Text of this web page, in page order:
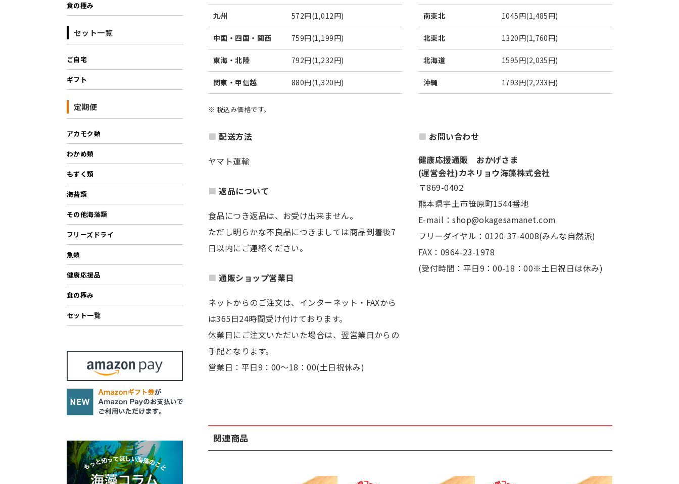
九州 572円(1,012円)
中国・四国・関西 759円(1,199円)
東海・北陸 792円(1,232円)
関東・甲信越 880円(1,320円)
南東北 1045円(1,485円)
北東北 1320円(1,760円)
北海道 1595円(2,035円)
沖縄 1793円(2,233円)
※ 税込み価格です。
配送方法
ヤマト運輸
返品について
食品につき返品は、お受け出来ません。
ただし明らかな不良品につきましては商品到着後7
日以内にご連絡ください。
通販ショップ営業日
ネットからのご注文は、インターネット・FAXから
は365日24時間受け付けております。
休業日にご注文いただいた場合は、翌営業日からの
手配となります。
営業日：平日9：00～18：00(土日祝休み)
お問い合わせ
健康応援通販 おかげさま
(運営会社)カネリョウ海藻株式会社
〒869-0402
熊本県宇土市笹原町1544番地
E-mail：shop@okagesamanet.com
フリーダイヤル：0120-37-4008(みんな自然派)
FAX：0964-23-1978
(受付時間：平日9：00-18：00※土日祝日は休み)
関連商品
食の極み
セット一覧
ご自宅
ギフト
定期便
アカモク類
わかめ類
もずく類
海苔類
その他海藻類
フリーズドライ
魚類
健康応援品
食の極み
セット一覧